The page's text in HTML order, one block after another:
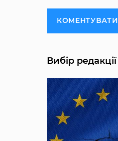
КОМЕНТУВАТИ
Вибір редакції